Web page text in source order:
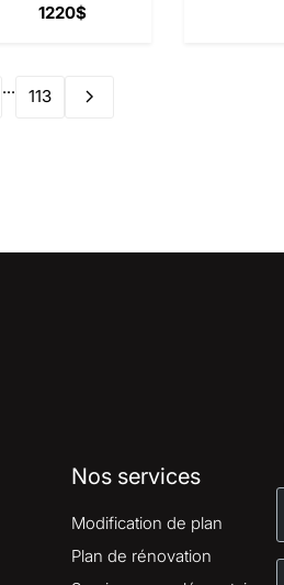
1220$
... 113
Nos services
Modification de plan
Plan de rénovation